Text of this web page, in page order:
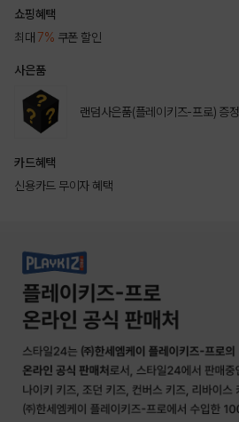
쇼핑혜택
최대 7% 쿠폰 할인
사은품
랜덤사은품(플레이키즈-프로) 증정
카드혜택
신용카드 무이자 혜택